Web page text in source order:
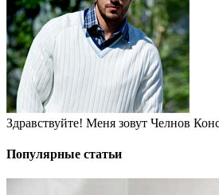
Здравствуйте! Меня зовут Челнов
Популярные статьи